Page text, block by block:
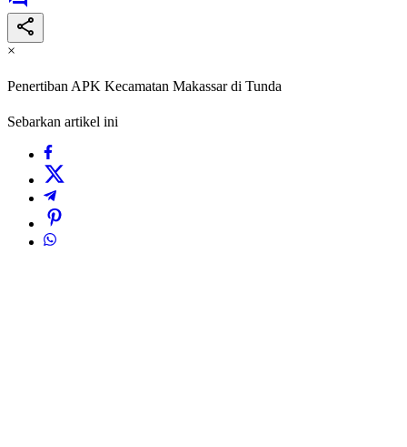
×
Penertiban APK Kecamatan Makassar di Tunda
Sebarkan artikel ini